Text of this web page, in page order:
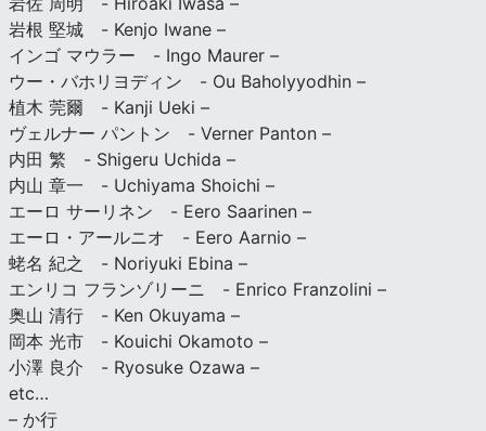
岩根 堅城 - Kenjo Iwane –
インゴ マウラー - Ingo Maurer –
ウー・バホリヨディン - Ou Baholyyodhin –
植木 莞爾 - Kanji Ueki –
ヴェルナー パントン - Verner Panton –
内田 繁 - Shigeru Uchida –
内山 章一 - Uchiyama Shoichi –
エーロ サーリネン - Eero Saarinen –
エーロ・アールニオ - Eero Aarnio –
蛯名 紀之 - Noriyuki Ebina –
エンリコ フランゾリーニ - Enrico Franzolini –
奥山 清行 - Ken Okuyama –
岡本 光市 - Kouichi Okamoto –
小澤 良介 - Ryosuke Ozawa –
etc…
– か行